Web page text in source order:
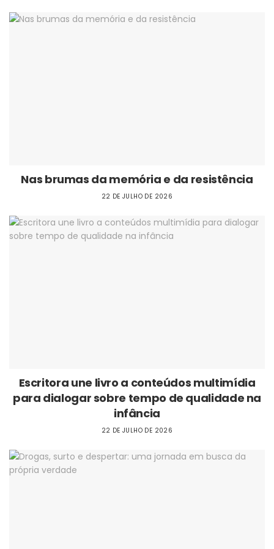
Nas brumas da memória e da resistência
22 DE JULHO DE 2026
Escritora une livro a conteúdos multimídia
para dialogar sobre tempo de qualidade na
infância
22 DE JULHO DE 2026